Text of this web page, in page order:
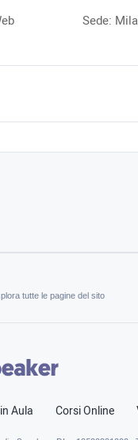
Sede:
tutte le pagine del sito
Aula Corsi Online